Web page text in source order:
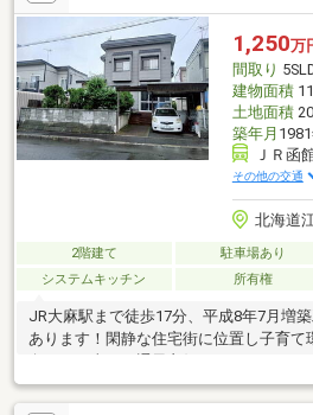
ォームの必要なく、すぐに快適な暮らし
の住環境：教育施設や公園が近く、子
いた環境。■駐車スペース4台分：車種
来客時も安心のゆとりあるスペース。
1,250万
間取り
建物面積
土地面積
築年月
ＪＲ函
その他の交通
北海道
2階建て 駐車場あり
システムキッチン
所有権
JR大麻駅まで徒歩17分、平成8年7月増
あります！閑静な住宅街に位置し子育て
向きで日当たり通風良好！5SLDKなので
す！